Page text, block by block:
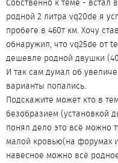
Собственно к теме - встал
родной 2 литра vq20de я
пробеге в 460т км. Хочу
обнаружил, что vq25de от
дешевле родной двушки
И так сам думал об
варианты попались.
Подскажите может кто в
безобразием (установкой
понял дело это всё можно
малой кровью(на форумах
навесное можно всё